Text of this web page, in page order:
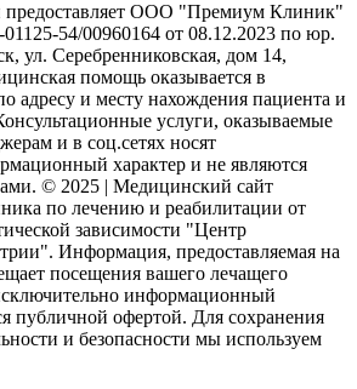
предоставляет ООО "Премиум Клиник"
54/00960164 от 08.12.2023 по юр.
ул. Серебренниковская, дом 14,
помощь оказывается в
адресу и месту нахождения пациента и
услуги, оказываемые
и в соц.сетях носят
характер и не являются
© 2025 | Медицинский сайт
по лечению и реабилитации от
зависимости "Центр
Информация, предоставляемая на
посещения вашего лечащего
информационный
публичной офертой. Для сохранения
и безопасности мы используем